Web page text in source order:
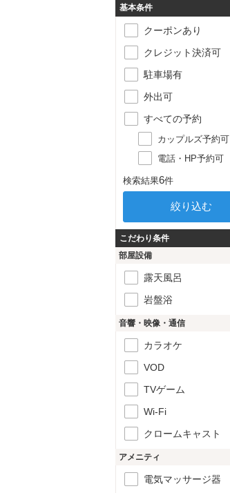
基本条件
クーポンあり
クレジット決済可
駐車場有
外出可
すべての予約
カップルズ予約可
電話・HP予約可
検索結果6件
こだわり条件
部屋設備
露天風呂
岩盤浴
音響・映像・通信
カラオケ
VOD
TVゲーム
Wi-Fi
クロームキャスト
アメニティ
電気マッサージ器